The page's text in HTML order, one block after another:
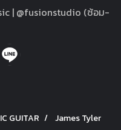
| @fusionstudio (ซ้อม-
GUITAR James Tyler